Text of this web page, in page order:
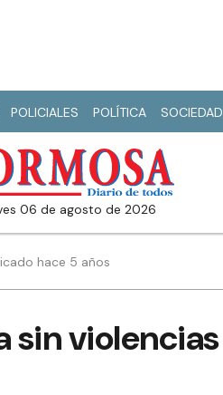
POLICIALES POLÍTICA SOCIEDAD
06 de agosto de 2026
hace 5 años
sin violencias